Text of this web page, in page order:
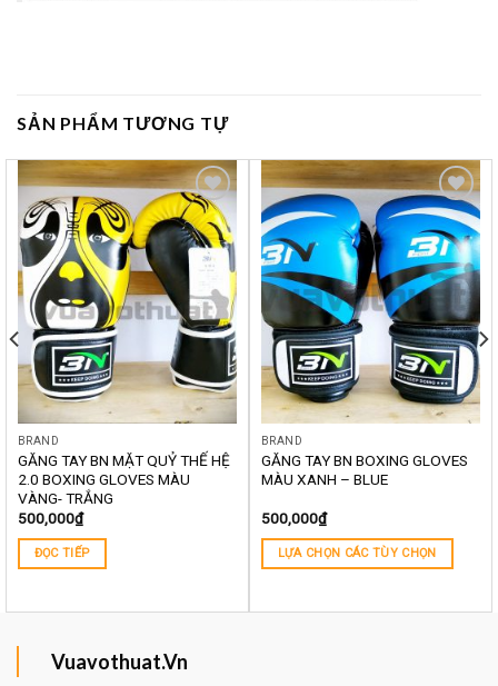
SẢN PHẨM TƯƠNG TỰ
Yêu
thích
BRAND
GĂNG TAY BN MẶT QUỶ THẾ HỆ
2.0 BOXING GLOVES MÀU
VÀNG- TRẮNG
500,000₫
ĐỌC TIẾP
Yêu
thích
BRAND
GĂNG TAY BN BOXING GLOVES
MÀU XANH – BLUE
500,000₫
LỰA CHỌN CÁC TÙY CHỌN
Vuavothuat.Vn